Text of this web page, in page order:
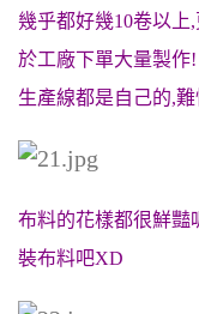
幾乎都好幾10卷以上
於工廠下單大量製作!
生產線都是自己的,
布料的花樣都很鮮豔
裝布料吧XD